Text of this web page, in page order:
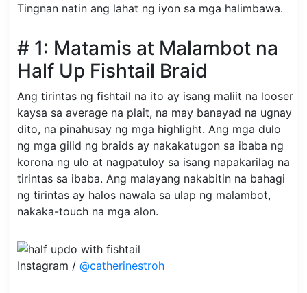
Tingnan natin ang lahat ng iyon sa mga halimbawa.
# 1: Matamis at Malambot na
Half Up Fishtail Braid
Ang tirintas ng fishtail na ito ay isang maliit na looser
kaysa sa average na plait, na may banayad na ugnay
dito, na pinahusay ng mga highlight. Ang mga dulo
ng mga gilid ng braids ay nakakatugon sa ibaba ng
korona ng ulo at nagpatuloy sa isang napakarilag na
tirintas sa ibaba. Ang malayang nakabitin na bahagi
ng tirintas ay halos nawala sa ulap ng malambot,
nakaka-touch na mga alon.
Instagram / @catherinestroh